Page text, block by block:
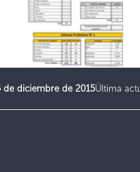
de diciembre de 2015Última